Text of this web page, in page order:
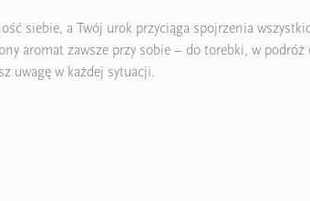
siebie, a Twój urok przyciąga spojrzenia
aromat zawsze przy sobie – do torebki, w podróż
uwagę w każdej sytuacji.